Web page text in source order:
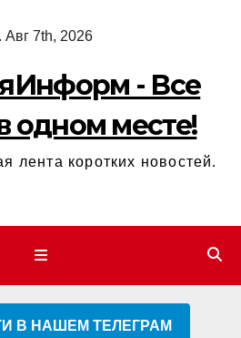
Авг 7th, 2026
- Все
одном месте!
лента коротких новостей.
В НАШЕМ ТЕЛЕГРАМ